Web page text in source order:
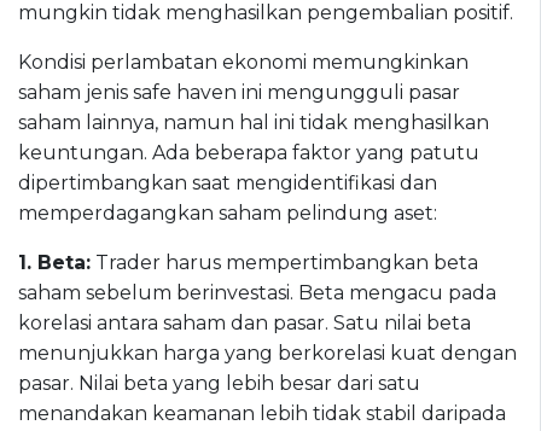
mungkin tidak menghasilkan pengembalian positif.
Kondisi perlambatan ekonomi memungkinkan
saham jenis safe haven ini mengungguli pasar
saham lainnya, namun hal ini tidak menghasilkan
keuntungan. Ada beberapa faktor yang patutu
dipertimbangkan saat mengidentifikasi dan
memperdagangkan saham pelindung aset:
1 . Beta: Trader harus mempertimbangkan beta
saham sebelum berinvestasi. Beta mengacu pada
korelasi antara saham dan pasar. Satu nilai beta
menunjukkan harga yang berkorelasi kuat dengan
pasar. Nilai beta yang lebih besar dari satu
menandakan keamanan lebih tidak stabil daripada